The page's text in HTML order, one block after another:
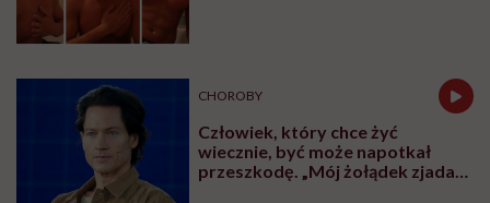
CHOROBY
Człowiek, który chce żyć
wiecznie, być może napotkał
przeszkodę. „Mój żołądek zjada